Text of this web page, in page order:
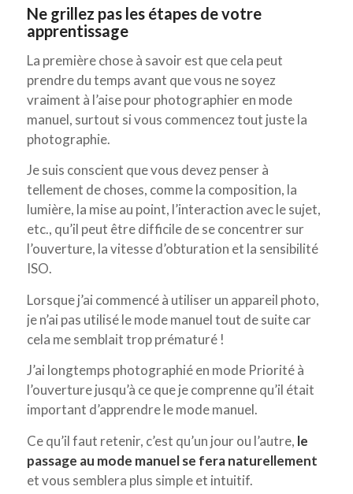
Ne grillez pas les étapes de votre
apprentissage
La première chose à savoir est que cela peut
prendre du temps avant que vous ne soyez
vraiment à l’aise pour photographier en mode
manuel, surtout si vous commencez tout juste la
photographie.
Je suis conscient que vous devez penser à
tellement de choses, comme la composition, la
lumière, la mise au point, l’interaction avec le sujet,
etc., qu’il peut être difficile de se concentrer sur
l’ouverture, la vitesse d’obturation et la sensibilité
ISO.
Lorsque j’ai commencé à utiliser un appareil photo,
je n’ai pas utilisé le mode manuel tout de suite car
cela me semblait trop prématuré !
J’ai longtemps photographié en mode Priorité à
l’ouverture jusqu’à ce que je comprenne qu’il était
important d’apprendre le mode manuel.
Ce qu’il faut retenir, c’est qu’un jour ou l’autre, le
passage au mode manuel se fera naturellement
et vous semblera plus simple et intuitif.